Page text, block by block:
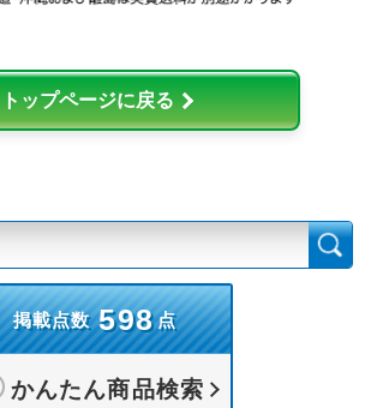
トップページに戻る
掲載点数 598点
かんたん商品検索